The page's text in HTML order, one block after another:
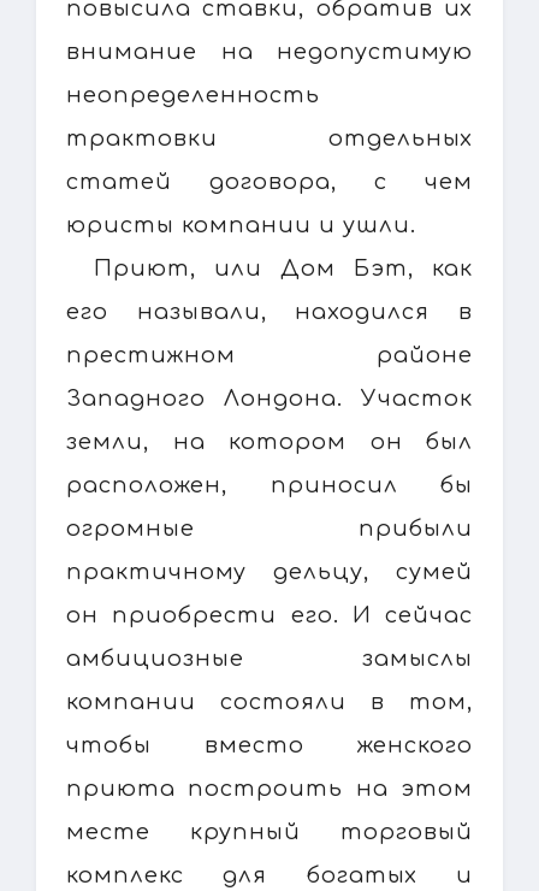
повысила ставки, обратив их
внимание на недопустимую
неопределенность
трактовки отдельных
статей договора, с чем
юристы компании и ушли.
Приют, или Дом Бэт, как
его называли, находился в
престижном районе
Западного Лондона. Участок
земли, на котором он был
расположен, приносил бы
огромные прибыли
практичному дельцу, сумей
он приобрести его. И сейчас
амбициозные замыслы
компании состояли в том,
чтобы вместо женского
приюта построить на этом
месте крупный торговый
комплекс для богатых и